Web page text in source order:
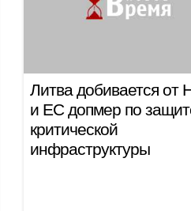
Литва добивается от
и ЕС допмер по
критической
инфраструктуры